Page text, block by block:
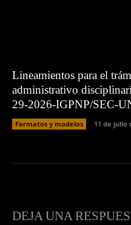
Lineamientos para el
administrativo
29-2026-IGPNP/SEC-
Formatos y modelos 11 de julio
DEJA UNA